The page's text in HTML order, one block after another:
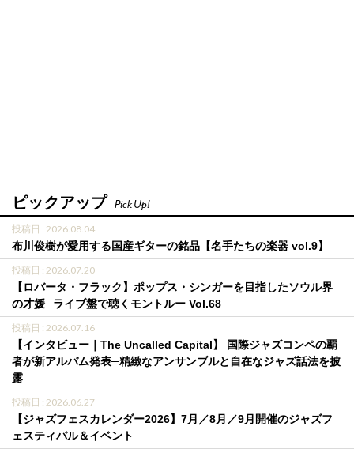
ピックアップ Pick Up!
投稿日 : 2026.08.04
布川俊樹が愛用する国産ギターの銘品【名手たちの楽器 vol.9】
投稿日 : 2026.07.20
【ロバータ・フラック】ポップス・シンガーを目指したソウル界
の才媛─ライブ盤で聴くモントルー Vol.68
投稿日 : 2026.07.16
【インタビュー｜The Uncalled Capital】 国際ジャズコンペの覇
者が新アルバム発表─精緻なアンサンブルと自在なジャズ話法を披
露
投稿日 : 2026.06.27
【ジャズフェスカレンダー2026】7月／8月／9月開催のジャズフ
ェスティバル＆イベント